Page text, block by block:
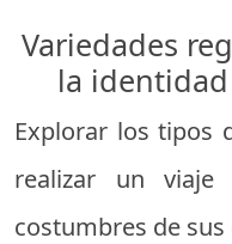
Variedades
la
Explorar los tipos
realizar un
costumbres de